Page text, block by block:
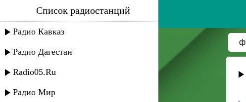
фатима - элейли
Список радиостанций
Радио Кавказ
Радио Дагестан
Radio05.Ru
Радио Мир